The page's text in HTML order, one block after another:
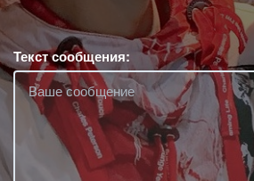
Текст сообщения: